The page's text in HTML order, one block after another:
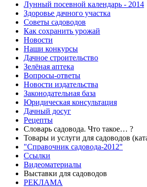
Лунный посевной календарь - 2014
Здоровье дачного участка
Советы садоводов
Как сохранить урожай
Новости
Наши конкурсы
Дачное строительство
Зелёная аптека
Вопросы-ответы
Новости издательства
Законодательная база
Юридическая консультация
Дачный досуг
Рецепты
Словарь садовода. Что такое… ?
Товары и услуги для садоводов
"Справочник садовода-2012"
Ссылки
Видеоматериалы
Выставки для садоводов
РЕКЛАМА